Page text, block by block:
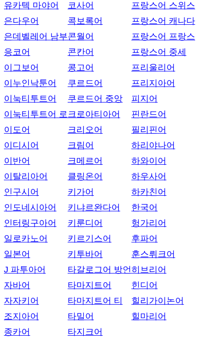
유카텍 마야어
은다우어
은데벨레어 남부
응코어
이그보어
이누인낙툰어
이눅티투트어
이눅티투트어 로
이도어
이디시어
이반어
이탈리아어
인구시어
인도네시아어
인터링구아어
일로카노어
일본어
J 파투아어
자바어
자자키어
조지아어
종카어
코사어
콕보록어
콘월어
콘칸어
콩고어
쿠르드어
쿠르드어 중앙
크로아티아어
크리오어
크림어
크메르어
클링온어
키가어
키냐르완다어
키룬디어
키르기스어
키투바어
타갈로그어 방언
타마지트어
타마지트어 티
타밀어
타지크어
프랑스어 스위스
프랑스어 캐나다
프랑스어 프랑스
프랑스어 중세
프리울리어
프리지아어
피지어
핀란드어
필리핀어
하리야나어
하와이어
하우사어
하카친어
한국어
헝가리어
후파어
훈스뤼크어
히브리어
힌디어
힐리가이논어
힐마리어